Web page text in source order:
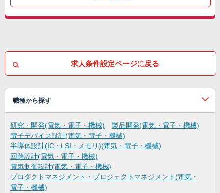
求人条件設定ページに戻る
職種から探す
研究・開発(電気・電子・機械)
製品開発(電気・電子・機械)
電子デバイス設計(電気・電子・機械)
半導体設計(IC・LSI・メモリ)(電気・電子・機械)
回路設計(電気・電子・機械)
電気制御設計(電気・電子・機械)
プロダクトマネジメント・プロジェクトマネジメント(電気・
電子・機械)